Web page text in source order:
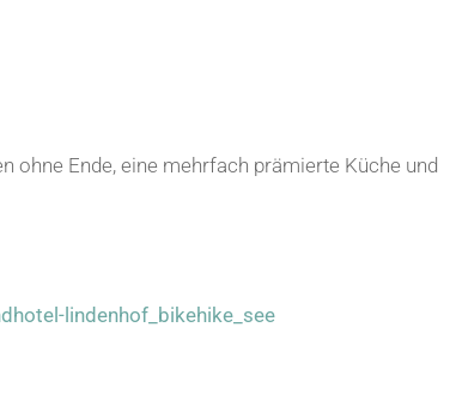
ohne Ende, eine mehrfach prämierte Küche und